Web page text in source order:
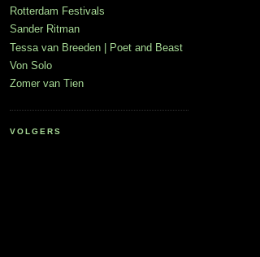
Rotterdam Festivals
Sander Ritman
Tessa van Breeden | Poet and Beast
Von Solo
Zomer van Tien
VOLGERS